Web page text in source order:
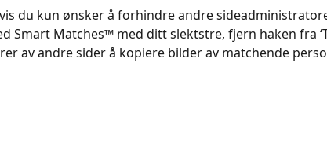
du kun ønsker å forhindre andre
Smart Matches™ med ditt slektstre, fjern haken fra
av andre sider å kopiere bilder av matchende